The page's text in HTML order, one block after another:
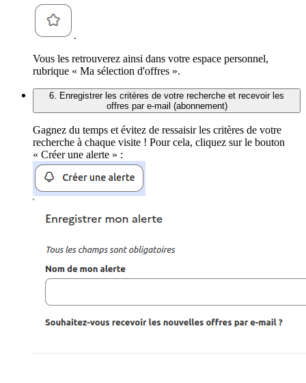
.
Vous les retrouverez ainsi dans votre espace personnel,
rubrique « Ma sélection d'offres ».
6. Enregistrer les critères de votre recherche et recevoir les
offres par e-mail (abonnement)
Gagnez du temps et évitez de ressaisir les critères de votre
recherche à chaque visite ! Pour cela, cliquez sur le bouton
« Créer une alerte » :